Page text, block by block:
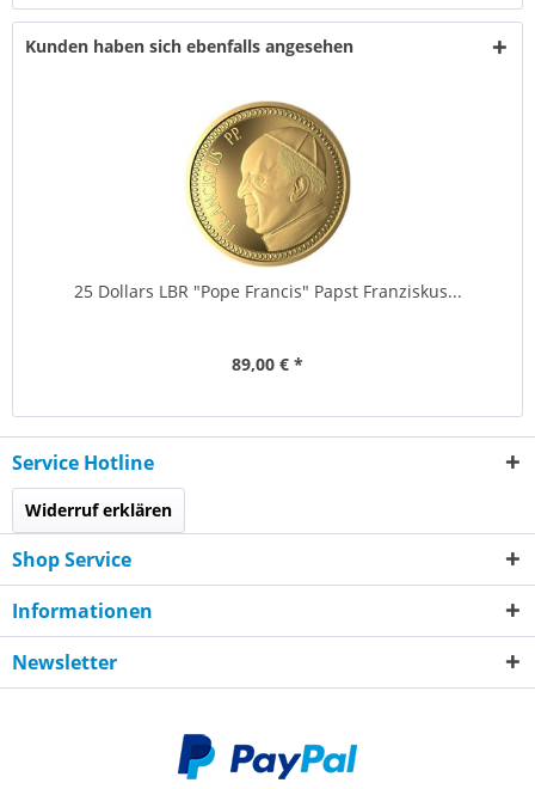
Kunden haben sich ebenfalls angesehen
25 Dollars LBR "Pope Francis" Papst Franziskus...
89,00 € *
Service Hotline
Widerruf erklären
Shop Service
Informationen
Newsletter